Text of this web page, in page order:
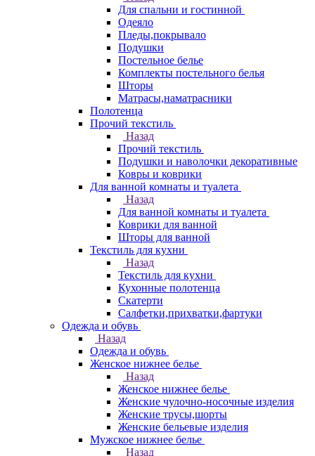
Для спальни и гостинной
Одеяло
Пледы,покрывало
Подушки
Постельное белье
Комплекты постельного белья
Шторы
Матрасы,наматрасники
Полотенца
Прочий текстиль
Назад
Прочий текстиль
Подушки и наволочки декоративные
Ковры и коврики
Для ванной комнаты и туалета
Назад
Для ванной комнаты и туалета
Коврики для ванной
Шторы для ванной
Текстиль для кухни
Назад
Текстиль для кухни
Кухонные полотенца
Скатерти
Салфетки,прихватки,фартуки
Одежда и обувь
Назад
Одежда и обувь
Женское нижнее белье
Назад
Женское нижнее белье
Женские чулочно-носочные изделия
Женские трусы,шорты
Женские бельевые изделия
Мужское нижнее белье
Назад